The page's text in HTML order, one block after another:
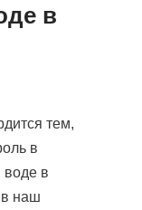
в
тем,
в
воде в
наш